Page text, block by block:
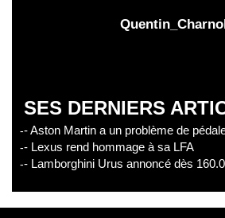
SES DERNIERS
- Aston Martin a un problème de
- Lexus rend hommage à sa LFA
- Lamborghini Urus annoncé dès